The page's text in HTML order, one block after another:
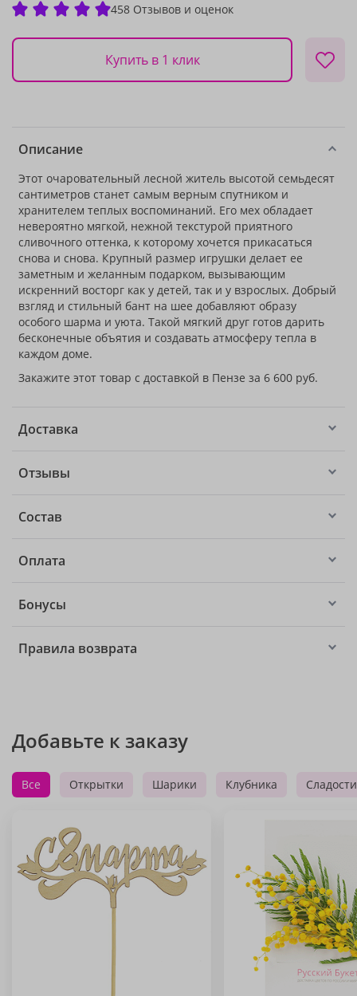
458 Отзывов и оценок
Купить в 1 клик
Описание
Этот очаровательный лесной житель высотой семьдесят
сантиметров станет самым верным спутником и
хранителем теплых воспоминаний. Его мех обладает
невероятно мягкой, нежной текстурой приятного
сливочного оттенка, к которому хочется прикасаться
снова и снова. Крупный размер игрушки делает ее
заметным и желанным подарком, вызывающим
искренний восторг как у детей, так и у взрослых. Добрый
взгляд и стильный бант на шее добавляют образу
особого шарма и уюта. Такой мягкий друг готов дарить
бесконечные объятия и создавать атмосферу тепла в
каждом доме.
Закажите этот товар с доставкой в Пензе за 6 600 руб.
Доставка
Отзывы
Состав
Оплата
Бонусы
Правила возврата
Добавьте к заказу
Все Открытки Шарики Клубника Сладости